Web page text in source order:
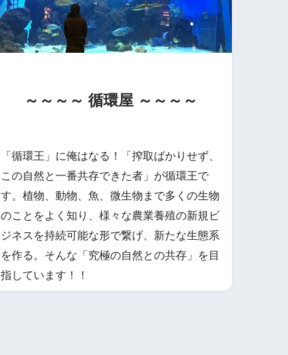
～～～～ 循環屋 ～～～～
「循環王」に俺はなる！「搾取ばかりせず、
この自然と一番共存できた者」が循環王で
す。植物、動物、魚、微生物まで多くの生物
のことをよく知り、様々な農業養殖の新規ビ
ジネスを持続可能な形で繋げ、新たな生態系
を作る。そんな「究極の自然との共存」を目
指しています！！